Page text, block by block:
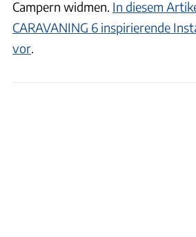
Campern widmen. In diesem
CARAVANING 6 inspirierende
vor.